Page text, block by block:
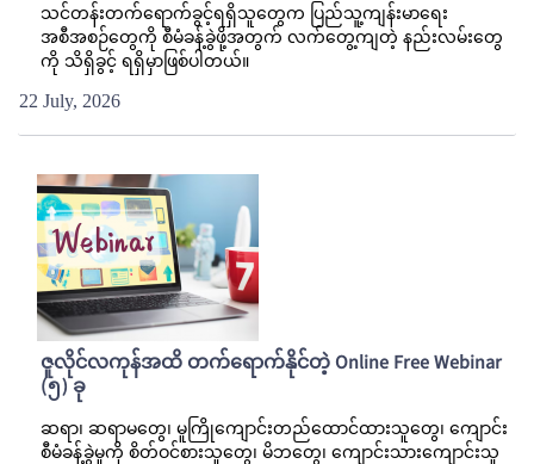
သင်တန်းတက်ရောက်ခွင့်ရရှိသူတွေက ပြည်သူ့ကျန်းမာရေး
အစီအစဉ်တွေကို စီမံခန့်ခွဲဖို့အတွက် လက်တွေ့ကျတဲ့ နည်းလမ်းတွေ
ကို သိရှိခွင့် ရရှိမှာဖြစ်ပါတယ်။
22 July, 2026
ဇူလိုင်လကုန်အထိ တက်ရောက်နိုင်တဲ့ Online Free Webinar
(၅) ခု
ဆရာ၊ ဆရာမတွေ၊ မူကြိုကျောင်းတည်ထောင်ထားသူတွေ၊ ကျောင်း
စီမံခန့်ခွဲမှုကို စိတ်ဝင်စားသူတွေ၊ မိဘတွေ၊ ကျောင်းသားကျောင်းသူ